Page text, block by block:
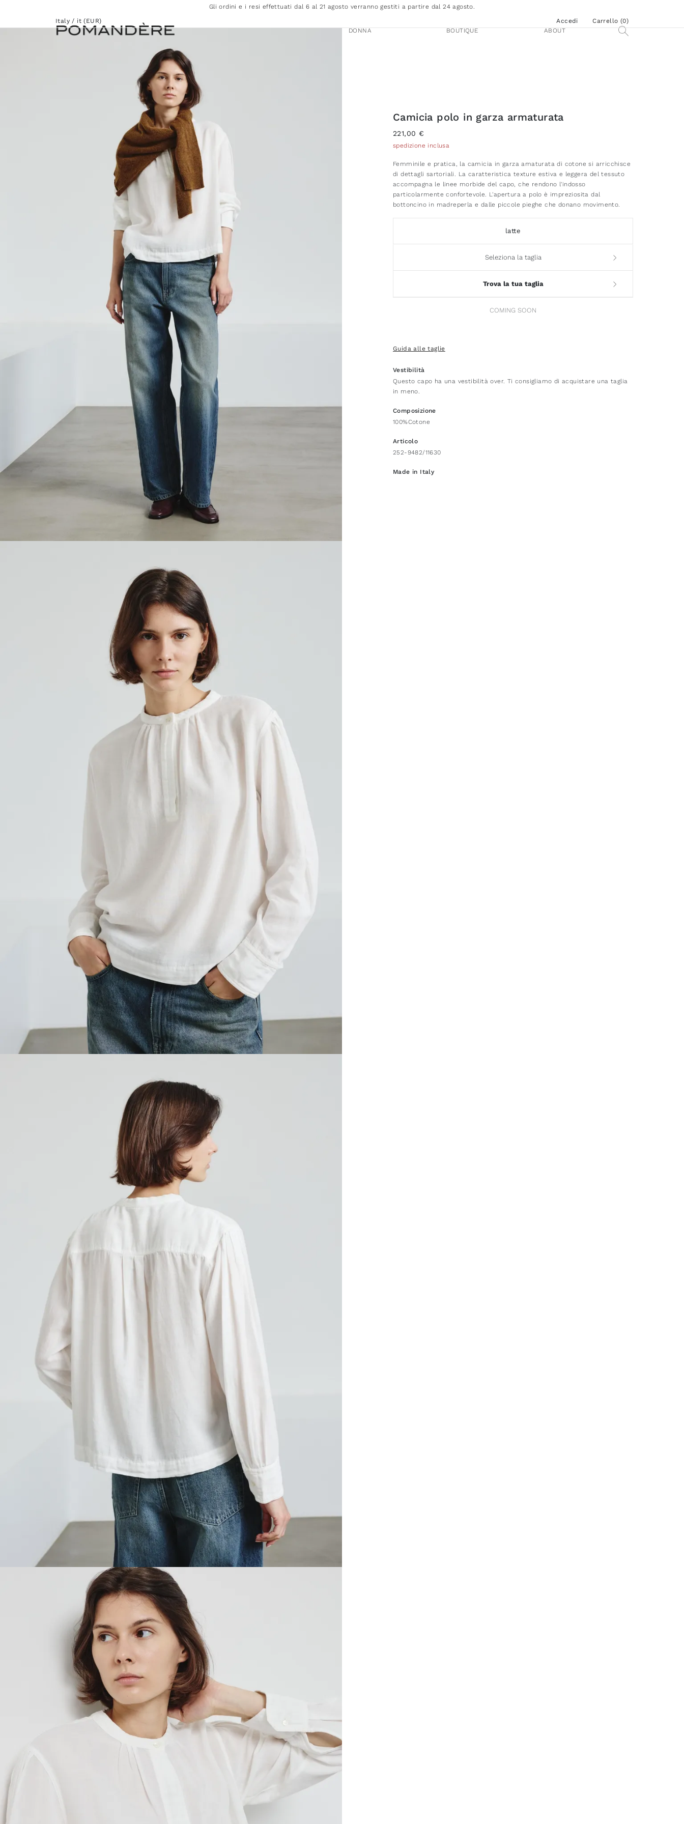
Gli ordini e i resi effettuati dal 6 al 21 agosto verranno gestiti a partire dal 24 agosto.
Italy / it (EUR)
Accedi Carrello (0)
DONNA
BOUTIQUE ABOUT
Camicia polo in garza armaturata
221,00 €
spedizione inclusa
Femminile e pratica, la camicia in garza amaturata di cotone si arricchisce
di dettagli sartoriali. La caratteristica texture estiva e leggera del tessuto
accompagna le linee morbide del capo, che rendono l'indosso
particolarmente confortevole. L'apertura a polo è impreziosita dal
bottoncino in madreperla e dalle piccole pieghe che donano movimento.
latte
Seleziona la taglia
Trova la tua taglia
COMING SOON
Guida alle taglie
Vestibilità
Questo capo ha una vestibilità over. Ti consigliamo di acquistare una taglia
in meno.
Composizione
100%Cotone
Articolo
252-9482/11630
Made in Italy